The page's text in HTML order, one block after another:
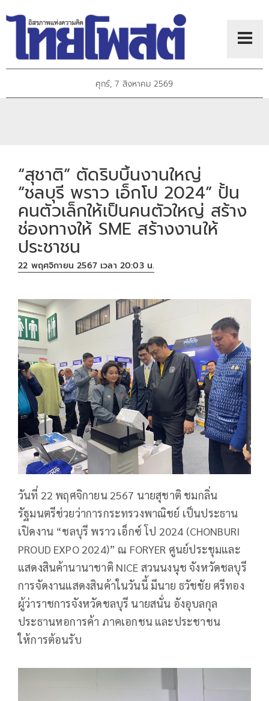
ศุกร์, 7 สิงหาคม 2569
“สุชาติ” ตัดริบบิ้นงานใหญ่
“ชลบุรี พราว เอ็กโป 2024” ปั้น
คนตัวเล็กให้เป็นคนตัวใหญ่ สร้าง
ช่องทางให้ SME สร้างงานให้
ประชาชน
22 พฤศจิกายน 2567 เวลา 20:03 น.
วันที่ 22 พฤศจิกายน 2567 นายสุชาติ ชมกลิ่น
รัฐมนตรีช่วยว่าการกระทรวงพาณิชย์ เป็นประธาน
เปิดงาน “ชลบุรี พราว เอ็กซ์ โป 2024 (CHONBURI
PROUD EXPO 2024)” ณ FORYER ศูนย์ประชุมและ
แสดงสินค้านานาชาติ NICE สวนนงนุช จังหวัดชลบุรี
การจัดงานแสดงสินค้าในวันนี้ มีนาย ธวัชชัย ศรีทอง
ผู้ว่าราชการจังหวัดชลบุรี นายสนั่น อังอุบลกุล
ประธานหอการค้า ภาคเอกชน และประชาชน
ให้การต้อนรับ